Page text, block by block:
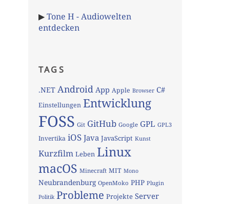
▶Tone H - Audiowelten
entdecken
TAGS
.NET Android App Apple Browser C#
Einstellungen Entwicklung
FOSS Git GitHub Google GPL GPL3
Invertika iOS Java JavaScript Kunst
Kurzfilm Leben Linux
macOS Minecraft MIT Mono
Neubrandenburg OpenMoko PHP Plugin
Politik Probleme Projekte Server